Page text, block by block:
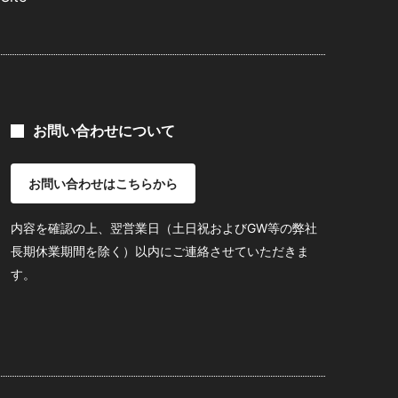
お問い合わせについて
お問い合わせはこちらから
内容を確認の上、翌営業日（土日祝およびGW等の弊社
長期休業期間を除く）以内にご連絡させていただきま
す。